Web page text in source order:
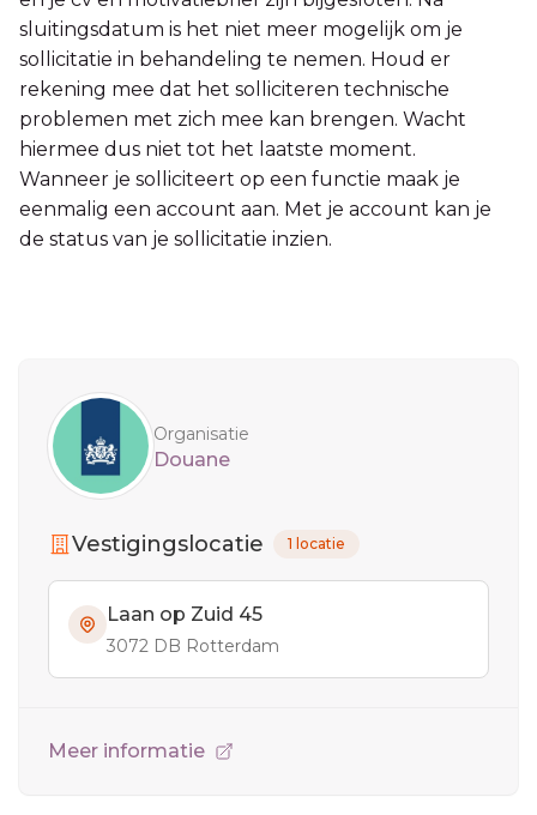
sluitingsdatum is het niet meer mogelijk om je
sollicitatie in behandeling te nemen. Houd er
rekening mee dat het solliciteren technische
problemen met zich mee kan brengen. Wacht
hiermee dus niet tot het laatste moment.
Wanneer je solliciteert op een functie maak je
eenmalig een account aan. Met je account kan je
de status van je sollicitatie inzien.
Organisatie
Douane
Vestigingslocatie 1 locatie
Laan op Zuid 45
3072 DB Rotterdam
Meer informatie